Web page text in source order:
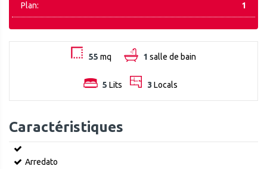
Plan: 1
55 mq 1 salle de bain
5 Lits 3 Locals
Caractéristiques
Arredato